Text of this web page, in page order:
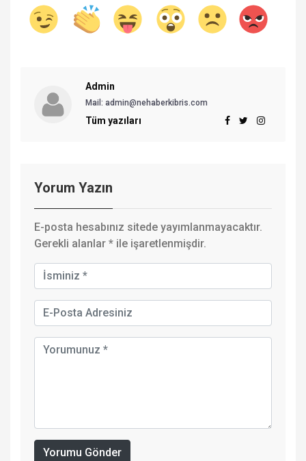
Admin
Mail: admin@nehaberkibris.com
Tüm yazıları
Yorum Yazın
E-posta hesabınız sitede yayımlanmayacaktır.
Gerekli alanlar * ile işaretlenmişdir.
Yorumu Gönder